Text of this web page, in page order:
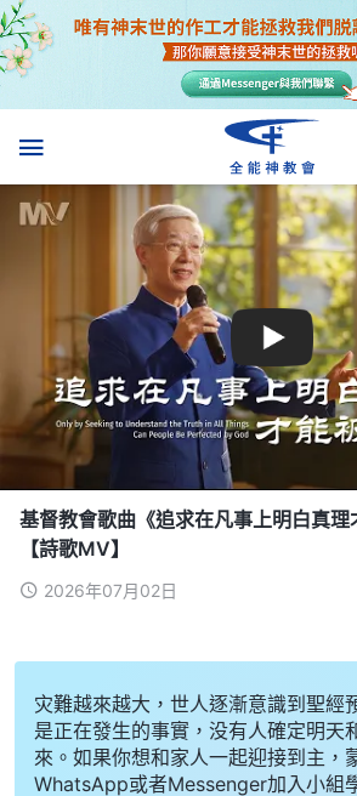
基督教會歌曲《追求在凡事上明白真理
【詩歌MV】
2026年07月02日
灾難越來越大，世人逐漸意識到聖經
是正在發生的事實，没有人確定明天
來。如果你想和家人一起迎接到主，
WhatsApp或者Messenger加入小組